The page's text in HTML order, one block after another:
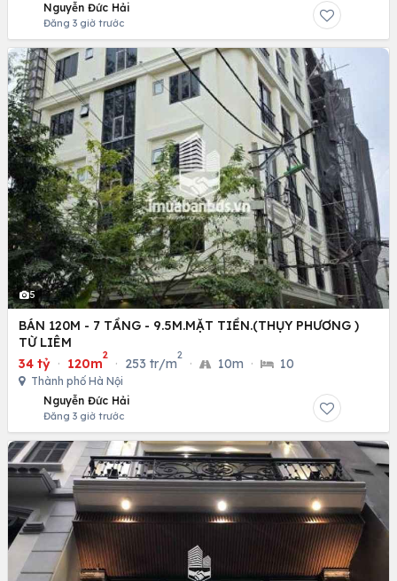
Nguyễn Đức Hải
Đăng 3 giờ trước
5
BÁN 120M - 7 TẦNG - 9.5M.MẶT TIỀN.(THỤY PHƯƠNG )
TỪ LIÊM
34 tỷ · 120m
2
· 253 tr/m
2
· 10m · 10
Thành phố Hà Nội
Nguyễn Đức Hải
Đăng 3 giờ trước